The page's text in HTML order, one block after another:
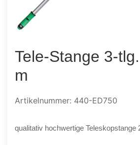
Tele-Stange 3-
m
Artikelnummer: 440-ED750
qualitativ hochwertige Teleskopstange